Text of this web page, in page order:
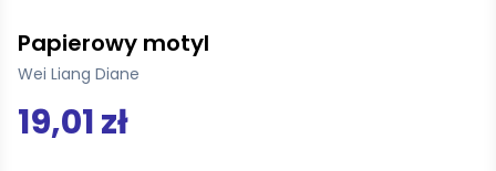
Papierowy motyl
Wei Liang Diane
19,01 zł